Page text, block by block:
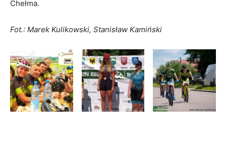
Chełma.
Fot.: Marek Kulikowski, Stanisław Kamiński